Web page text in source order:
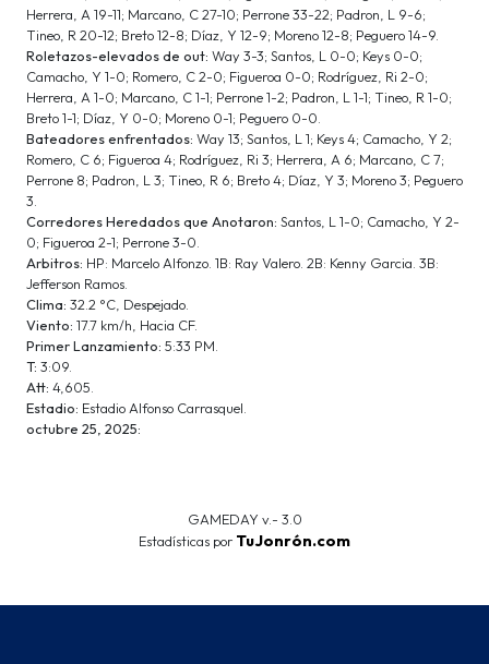
Herrera, A 19-11; Marcano, C 27-10; Perrone 33-22; Padron, L 9-6;
Tineo, R 20-12; Breto 12-8; Díaz, Y 12-9; Moreno 12-8; Peguero 14-9.
Roletazos-elevados de out: Way 3-3; Santos, L 0-0; Keys 0-0;
Camacho, Y 1-0; Romero, C 2-0; Figueroa 0-0; Rodríguez, Ri 2-0;
Herrera, A 1-0; Marcano, C 1-1; Perrone 1-2; Padron, L 1-1; Tineo, R 1-0;
Breto 1-1; Díaz, Y 0-0; Moreno 0-1; Peguero 0-0.
Bateadores enfrentados: Way 13; Santos, L 1; Keys 4; Camacho, Y 2;
Romero, C 6; Figueroa 4; Rodríguez, Ri 3; Herrera, A 6; Marcano, C 7;
Perrone 8; Padron, L 3; Tineo, R 6; Breto 4; Díaz, Y 3; Moreno 3; Peguero
3.
Corredores Heredados que Anotaron: Santos, L 1-0; Camacho, Y 2-
0; Figueroa 2-1; Perrone 3-0.
Arbitros: HP: Marcelo Alfonzo. 1B: Ray Valero. 2B: Kenny Garcia. 3B:
Jefferson Ramos.
Clima: 32.2 °C, Despejado.
Viento: 17.7 km/h, Hacia CF.
Primer Lanzamiento: 5:33 PM.
T: 3:09.
Att: 4,605.
Estadio: Estadio Alfonso Carrasquel.
octubre 25, 2025:
GAMEDAY v.- 3.0
Estadísticas por TuJonrón.com